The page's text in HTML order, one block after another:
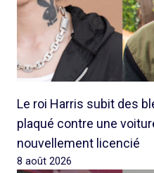
Le roi Harris subit des
plaqué contre une
nouvellement licencié
8 août 2026